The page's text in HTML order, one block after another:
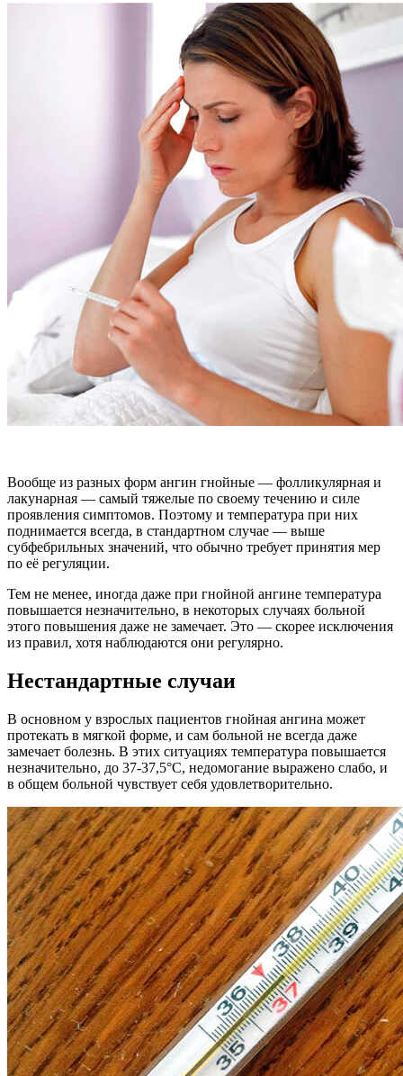
Вообще из разных форм ангин гнойные — фолликулярная и
лакунарная — самый тяжелые по своему течению и силе
проявления симптомов. Поэтому и температура при них
поднимается всегда, в стандартном случае — выше
субфебрильных значений, что обычно требует принятия мер
по её регуляции.
Тем не менее, иногда даже при гнойной ангине температура
повышается незначительно, в некоторых случаях больной
этого повышения даже не замечает. Это — скорее исключения
из правил, хотя наблюдаются они регулярно.
Нестандартные случаи
В основном у взрослых пациентов гнойная ангина может
протекать в мягкой форме, и сам больной не всегда даже
замечает болезнь. В этих ситуациях температура повышается
незначительно, до 37-37,5°С, недомогание выражено слабо, и
в общем больной чувствует себя удовлетворительно.